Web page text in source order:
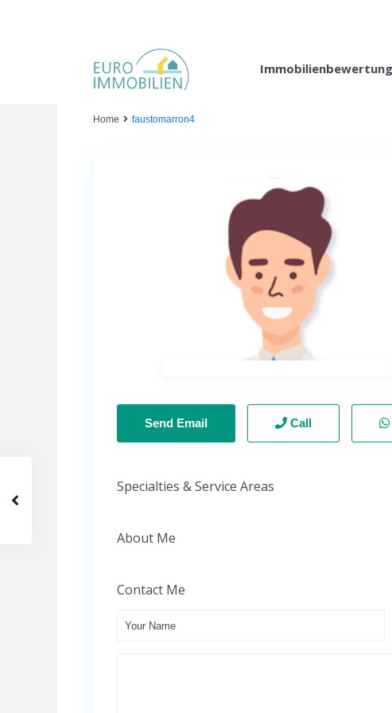
Immobilienbewertung
Home faustomarron4
Send Email Call
Specialties & Service Areas
About Me
Contact Me